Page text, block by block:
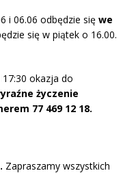
i 06.06 odbędzie się we
się w piątek o 16.00.
17:30 okazja do
życzenie
77 469 12 18.
Zapraszamy wszystkich